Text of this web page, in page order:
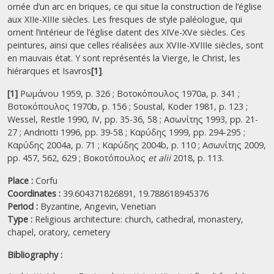
ornée d’un arc en briques, ce qui situe la construction de l’église
aux XIIe-XIIIe siècles. Les fresques de style paléologue, qui
ornent l’intérieur de l’église datent des XIVe-XVe siècles. Ces
peintures, ainsi que celles réalisées aux XVIIe-XVIIIe siècles, sont
en mauvais état. Y sont représentés la Vierge, le Christ, les
hiérarques et Isavros[1].
[1] Ρωμάνου 1959, p. 326 ; Βοτοκόπουλος 1970a, p. 341 ;
Βοτοκόπουλος 1970b, p. 156 ; Soustal, Koder 1981, p. 123 ;
Wessel, Restle 1990, IV, pp. 35-36, 58 ; Ασωνίτης 1993, pp. 21-
27 ; Andriotti 1996, pp. 39-58 ; Καρύδης 1999, pp. 294-295 ;
Καρύδης 2004a, p. 71 ; Καρύδης 2004b, p. 110 ; Ασωνίτης 2009,
pp. 457, 562, 629 ; Βοκοτόπουλος et alii2018, p. 113.
Place : Corfu
Coordinates : 39.604371826891, 19.788618945376
Period : Byzantine, Angevin, Venetian
Type : Religious architecture: church, cathedral, monastery,
chapel, oratory, cemetery
Bibliography :